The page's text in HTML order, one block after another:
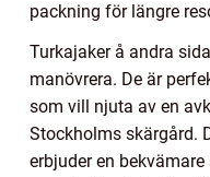
packning för längre
Turkajaker å andra
manövrera. De är
som vill njuta av en
Stockholms skärgård.
erbjuder en